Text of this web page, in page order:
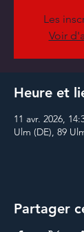
Les
Voir
Heure et
11 avr. 2026,
Ulm (DE), 89
Partager